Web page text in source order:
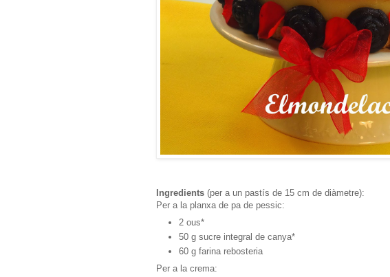
Ingredients (per a un pastís de 15 cm de diàmetre):
Per a la planxa de pa de pessic:
2 ous*
50 g sucre integral de canya*
60 g farina rebosteria
Per a la crema: